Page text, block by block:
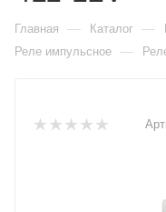
Главная — Каталог —
Реле импульсное —